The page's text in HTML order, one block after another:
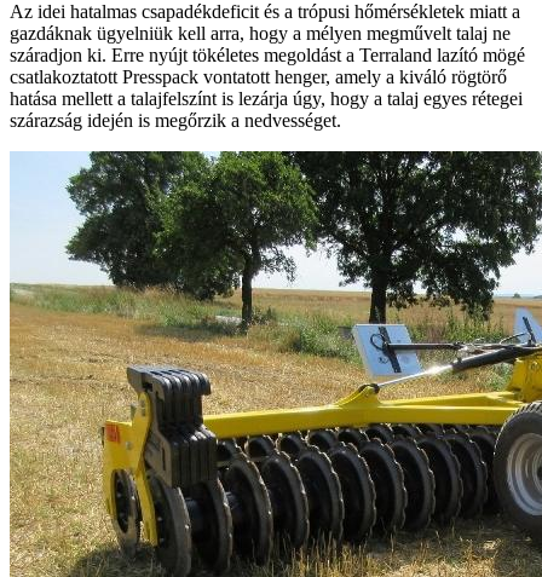
Az idei hatalmas csapadékdeficit és a trópusi hőmérsékletek miatt a
gazdáknak ügyelniük kell arra, hogy a mélyen megművelt talaj ne
száradjon ki. Erre nyújt tökéletes megoldást a Terraland lazító mögé
csatlakoztatott Presspack vontatott henger, amely a kiváló rögtörő
hatása mellett a talajfelszínt is lezárja úgy, hogy a talaj egyes rétegei
szárazság idején is megőrzik a nedvességet.